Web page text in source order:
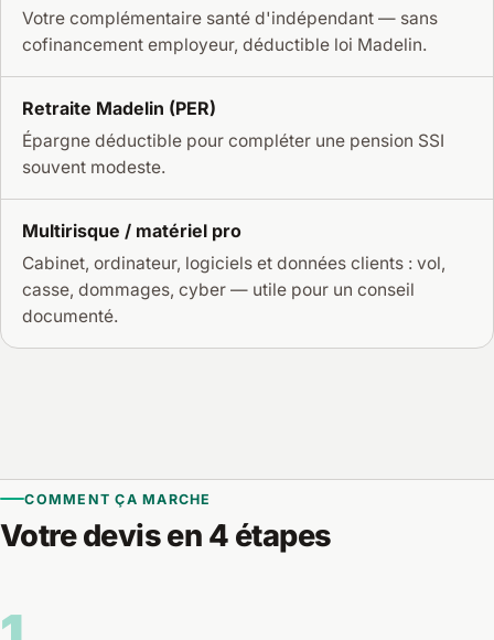
Votre complémentaire santé d'indépendant — sans
cofinancement employeur, déductible loi Madelin.
Retraite Madelin (PER)
Épargne déductible pour compléter une pension SSI
souvent modeste.
Multirisque / matériel pro
Cabinet, ordinateur, logiciels et données clients : vol,
casse, dommages, cyber — utile pour un conseil
documenté.
COMMENT ÇA MARCHE
Votre devis en 4 étapes